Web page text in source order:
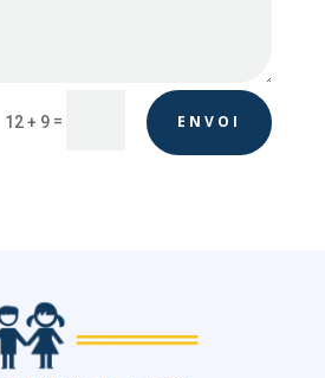
12 + 9 = ENVOI